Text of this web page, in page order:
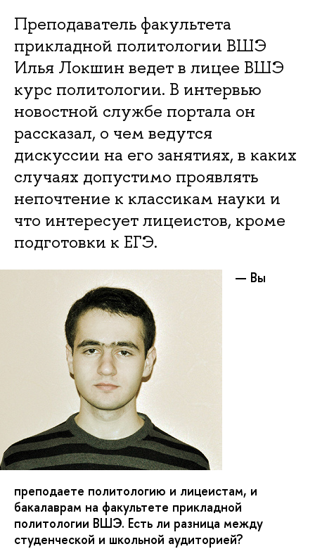
Преподаватель факультета
прикладной политологии ВШЭ
Илья Локшин ведет в лицее ВШЭ
курс политологии. В интервью
новостной службе портала он
рассказал, о чем ведутся
дискуссии на его занятиях, в каких
случаях допустимо проявлять
непочтение к классикам науки и
что интересует лицеистов, кроме
подготовки к ЕГЭ.
— Вы
преподаете политологию и лицеистам, и
бакалаврам на факультете прикладной
политологии ВШЭ. Есть ли разница между
студенческой и школьной аудиторией?